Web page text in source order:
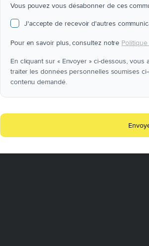
Vous pouvez vous désabonner de ces
J'accepte de recevoir d'autres
Pour en savoir plus, consultez notre
En cliquant sur « Envoyer » ci-dessous,
traiter les données personnelles soumises
contenu demandé.